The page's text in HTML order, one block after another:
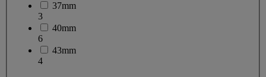
37mm
3
40mm
6
43mm
4